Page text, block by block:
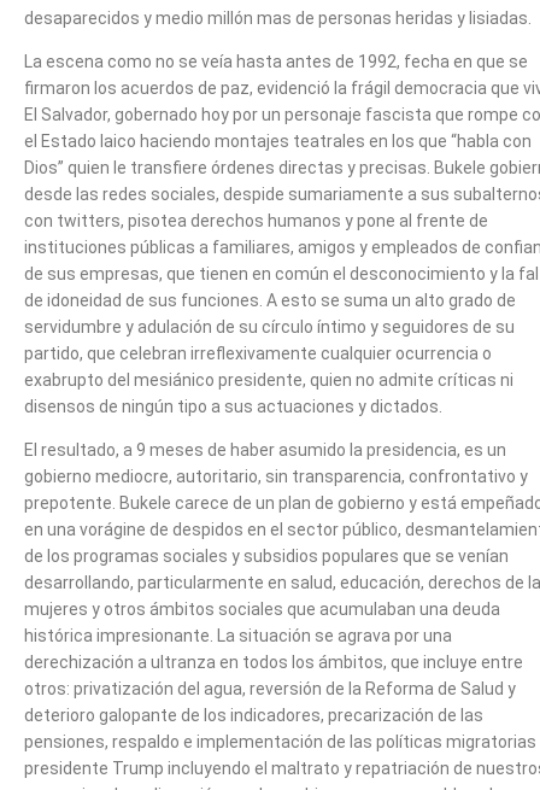
desaparecidos y medio millón mas de personas heridas y lisiadas.
La escena como no se veía hasta antes de 1992, fecha en que se
firmaron los acuerdos de paz, evidenció la frágil democracia que
El Salvador, gobernado hoy por un personaje fascista que rompe
el Estado laico haciendo montajes teatrales en los que “habla con
Dios” quien le transfiere órdenes directas y precisas. Bukele
desde las redes sociales, despide sumariamente a sus
con twitters, pisotea derechos humanos y pone al frente de
instituciones públicas a familiares, amigos y empleados de
de sus empresas, que tienen en común el desconocimiento y la
de idoneidad de sus funciones. A esto se suma un alto grado de
servidumbre y adulación de su círculo íntimo y seguidores de su
partido, que celebran irreflexivamente cualquier ocurrencia o
exabrupto del mesiánico presidente, quien no admite críticas ni
disensos de ningún tipo a sus actuaciones y dictados.
El resultado, a 9 meses de haber asumido la presidencia, es un
gobierno mediocre, autoritario, sin transparencia, confrontativo y
prepotente. Bukele carece de un plan de gobierno y está
en una vorágine de despidos en el sector público,
de los programas sociales y subsidios populares que se venían
desarrollando, particularmente en salud, educación, derechos de
mujeres y otros ámbitos sociales que acumulaban una deuda
histórica impresionante. La situación se agrava por una
derechización a ultranza en todos los ámbitos, que incluye entre
otros: privatización del agua, reversión de la Reforma de Salud y
deterioro galopante de los indicadores, precarización de las
pensiones, respaldo e implementación de las políticas migratorias
presidente Trump incluyendo el maltrato y repatriación de